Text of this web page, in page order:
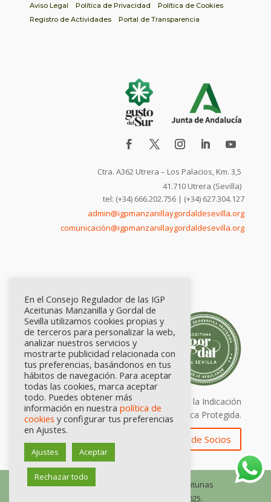
Aviso Legal Política de Privacidad
Política de Cookies
Registro de Actividades
Portal de Transparencia
Ctra. A362 Utrera – Los Palacios, Km. 3,5
41.710 Utrera (Sevilla)
tel: (+34) 666.202.756 | (+34) 627.304.127
admin@igpmanzanillaygordaldesevilla.org
comunicación@igpmanzanillaygordaldesevilla.org
Calidad certificada por Origen. Sellos de la Indicación
Geográfica Protegida.
Zona de Socios
© Consejo Regulador de las IGP Aceitunas
Manzanilla y Gordal de Sevilla, 2025.
En el Consejo Regulador de las IGP
Aceitunas Manzanilla y Gordal de
Sevilla utilizamos cookies propias y
de terceros para personalizar la web,
analizar nuestros servicios y
mostrarte publicidad relacionada con
tus preferencias, basándonos en tus
hábitos de navegación. Para aceptar
todas las cookies, marca aceptar
todo. Puedes obtener más
información en nuestra política de
cookies y configurar tus preferencias
en Ajustes.
Ajustes Aceptar
Rechazar todo